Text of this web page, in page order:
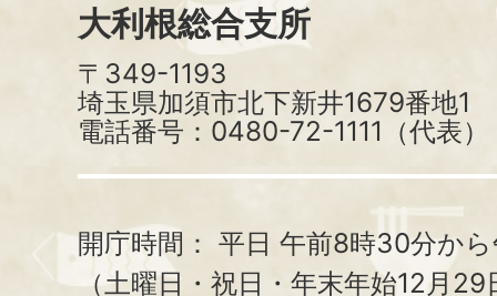
大利根総合支所
〒349-1193
埼玉県加須市北下新井1679番地1
電話番号：0480-72-1111（代表）
開庁時間： 平日 午前8時30分か
（土曜日・祝日・年末年始12月